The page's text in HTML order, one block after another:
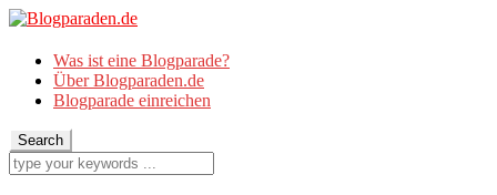
Was ist eine Blogparade?
Über Blogparaden.de
Blogparade einreichen